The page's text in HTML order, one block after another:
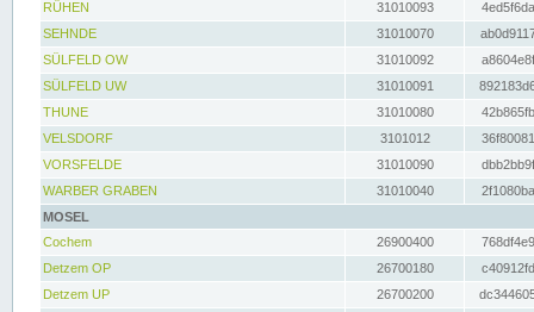
RÜHEN
31010093
SEHNDE
31010070
SÜLFELD OW
31010092
SÜLFELD UW
31010091
THUNE
31010080
VELSDORF
3101012
VORSFELDE
31010090
WARBER GRABEN
31010040
MOSEL
Cochem
26900400
Detzem OP
26700180
Detzem UP
26700200